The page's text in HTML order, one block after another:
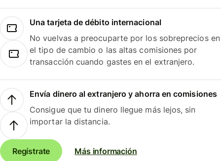
Una tarjeta de débito internacional
No vuelvas a preocuparte por los sobreprecios en
el tipo de cambio o las altas comisiones por
transacción cuando gastes en el extranjero.
Envía dinero al extranjero y ahorra en comisiones
Consigue que tu dinero llegue más lejos, sin
importar la distancia.
Regístrate Más información